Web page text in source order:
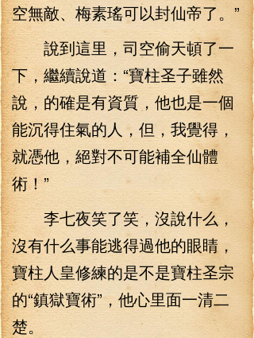
空無敵、梅素瑤可以封仙帝了。”
說到這里，司空偷天頓了一
下，繼續說道：“寶柱圣子雖然
說，的確是有資質，他也是一個
能沉得住氣的人，但，我覺得，
就憑他，絕對不可能補全仙體
術！”
李七夜笑了笑，沒說什么，
沒有什么事能逃得過他的眼睛，
寶柱人皇修練的是不是寶柱圣宗
的“鎮獄寶術”，他心里面一清二
楚。